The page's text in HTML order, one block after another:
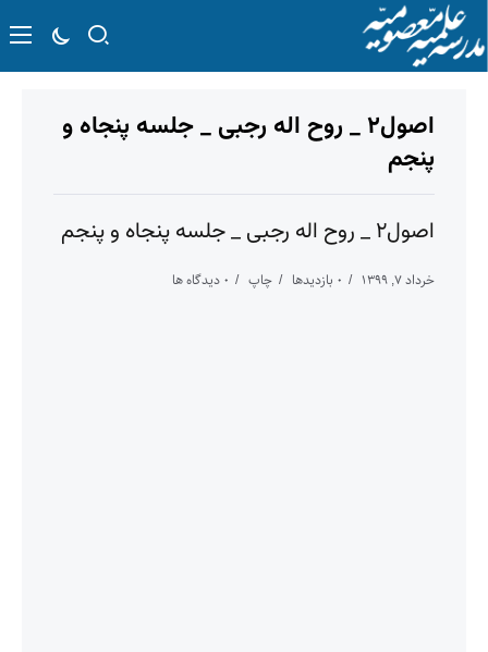
اصول۲ _ روح اله رجبی _ جلسه پنجاه و
پنجم
اصول۲ _ روح اله رجبی _ جلسه پنجاه و پنجم
خرداد ۷, ۱۳۹۹ ۰ بازدیدها چاپ ۰ دیدگاه ها